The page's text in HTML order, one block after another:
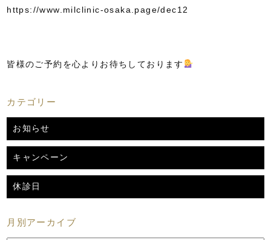
https://www.milclinic-osaka.page/dec12
皆様のご予約を心よりお待ちしております
カテゴリー
お知らせ
キャンペーン
休診日
月別アーカイブ